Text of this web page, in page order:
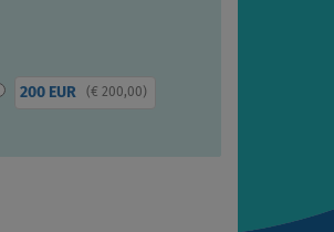
200 EUR (€ 200,00)